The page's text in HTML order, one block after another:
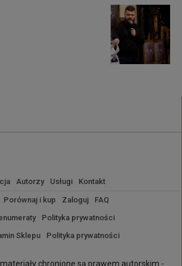
Autorzy Usługi Kontakt
Porównaj i kup Zaloguj
FAQ
Polityka prywatności
Sklepu Polityka prywatności
chronione są prawem autorskim -